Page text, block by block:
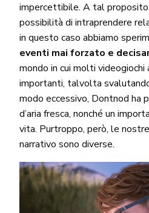
impercettibile. A tal
possibilità di intraprendere
in questo caso abbiamo
eventi mai forzato e
mondo in cui molti
importanti, talvolta
modo eccessivo, Dontnod ha
d’aria fresca, nonché un
vita. Purtroppo, però, le
narrativo sono diverse.